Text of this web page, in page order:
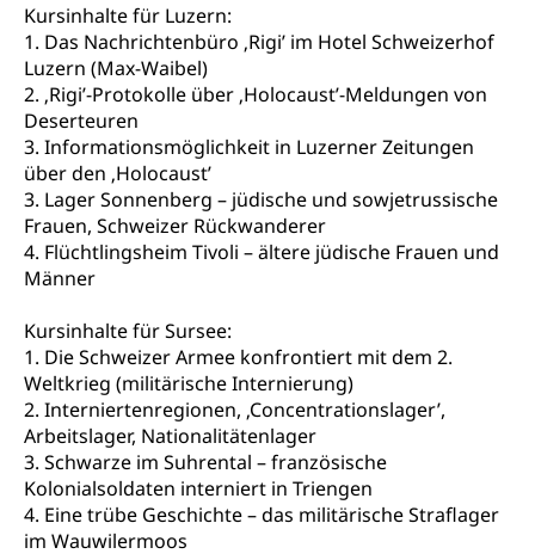
Kursinhalte für Luzern:
1. Das Nachrichtenbüro ‚Rigi’ im Hotel Schweizerhof
Luzern (Max-Waibel)
2. ‚Rigi’-Protokolle über ‚Holocaust’-Meldungen von
Deserteuren
3. Informationsmöglichkeit in Luzerner Zeitungen
über den ‚Holocaust’
3. Lager Sonnenberg – jüdische und sowjetrussische
Frauen, Schweizer Rückwanderer
4. Flüchtlingsheim Tivoli – ältere jüdische Frauen und
Männer
Kursinhalte für Sursee:
1. Die Schweizer Armee konfrontiert mit dem 2.
Weltkrieg (militärische Internierung)
2. Interniertenregionen, ‚Concentrationslager’,
Arbeitslager, Nationalitätenlager
3. Schwarze im Suhrental – französische
Kolonialsoldaten interniert in Triengen
4. Eine trübe Geschichte – das militärische Straflager
im Wauwilermoos
Bundesamt für Zivildienst ZIVI
Erwerbsausfallentschädigung (WAS Luzern)
Zivilschutz
Schutzdienstpflicht, Schutzraum,
Schutzraumbaupflicht
Staat und Recht
Gleichstellung von Frau und Mann
Diskriminierung, Gleichstellungsbüro, Mobbing
Gleichstellung aller Geschlechter und
Lebensformen
Gleichstellung Menschen mit
Behinderungen
Schlichtungsbehörde Gleichstellung
Zivilverfahren
Zivilrecht, Zivilrechtspflege, Gerichtsverfahren
Bezirksgerichte: Aufgaben und Verfahren
Kosten im Zivilprozess
Betreibung und Konkurs
Bankrott, Schulden, Zahlungsunfähigkeit, Pfändung
Schulden (gruezi.lu.ch)
Betreibungsämter
Demokratie
Regierungsform, Stimm- und Wahlrecht,